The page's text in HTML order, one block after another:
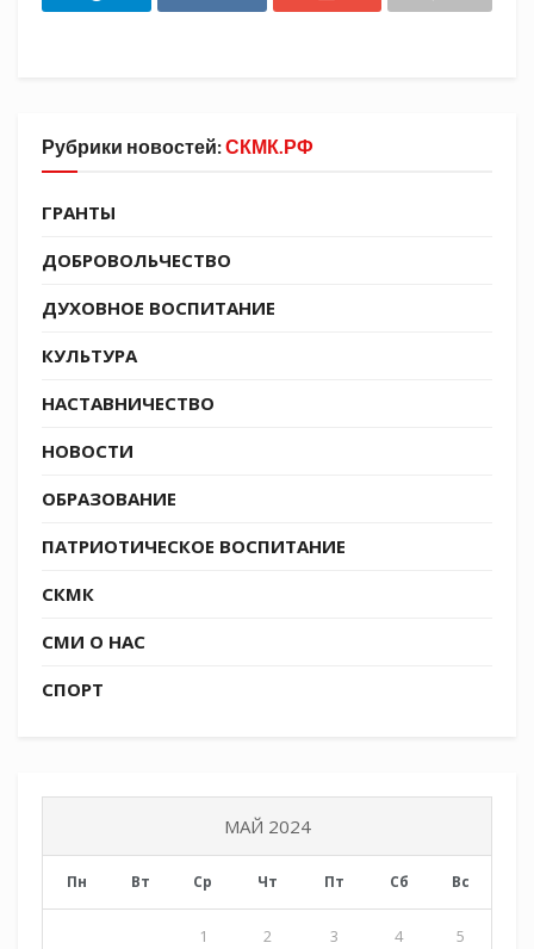
тех времен, а также макеты оружия,
Рубрики новостей:СКМК.РФ
ГРАНТЫ
ДОБРОВОЛЬЧЕСТВО
ДУХОВНОЕ ВОСПИТАНИЕ
КУЛЬТУРА
НАСТАВНИЧЕСТВО
НОВОСТИ
ОБРАЗОВАНИЕ
ПАТРИОТИЧЕСКОЕ ВОСПИТАНИЕ
СКМК
СМИ О НАС
СПОРТ
МАЙ 2024
Пн Вт Ср Чт Пт Сб Вс
1 2 3 4 5